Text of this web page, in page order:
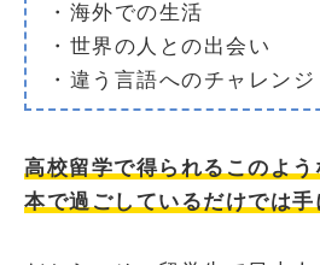
・海外での生活
・世界の人との出会い
・違う言語へのチャレンジ
高校留学で得られるこのよう
本で過ごしているだけでは手